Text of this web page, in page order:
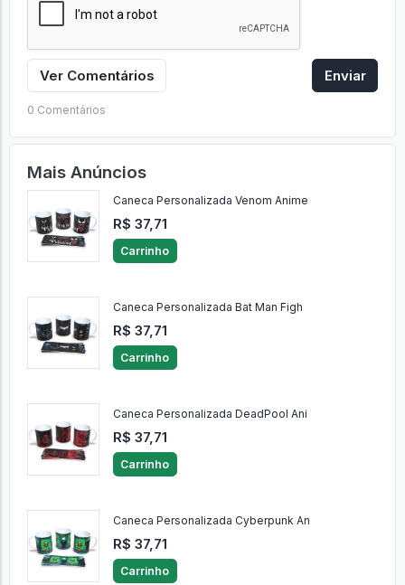
Ver Comentários Enviar
0 Comentários
Mais Anúncios
Caneca Personalizada Venom Anime
R$ 37,71
Carrinho
Caneca Personalizada Bat Man Figh
R$ 37,71
Carrinho
Caneca Personalizada DeadPool Ani
R$ 37,71
Carrinho
Caneca Personalizada Cyberpunk An
R$ 37,71
Carrinho